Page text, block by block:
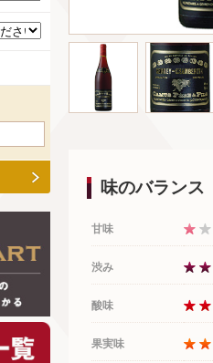
味のバランス
甘味
渋み
酸味
果実味